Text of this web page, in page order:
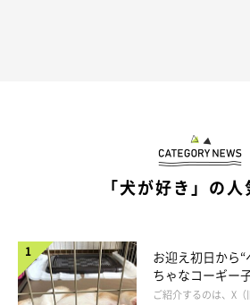
「犬が好き」の
お迎え初日から
ちゃなコーギー
コ“コーギースマ
ご紹介するのは、X